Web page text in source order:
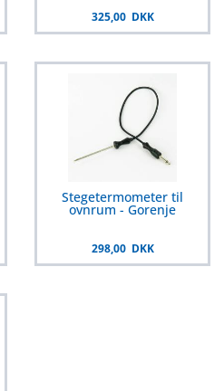
325,00 DKK
Stegetermometer til
ovnrum - Gorenje
298,00 DKK